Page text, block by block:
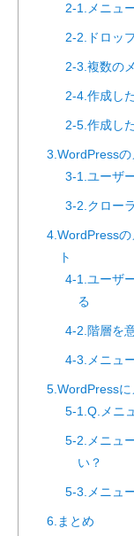
2-1.メニュ
2-2.ドロッ
2-3.複数の
2-4.作成し
2-5.作成し
3.WordPress
3-1.ユーザ
3-2.クロー
4.WordPress
ト
4-1.ユーザ
る
4-2.階層を
4-3.メニュ
5.WordPress
5-1.Q.メニ
5-2.メニュ
い？
5-3.メニュ
6.まとめ